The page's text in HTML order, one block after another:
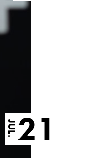
JUL.21